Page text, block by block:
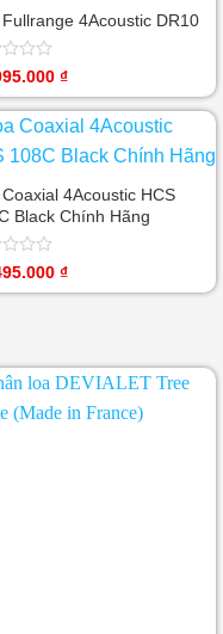
4Acoustic DR10
₫
4Acoustic HCS
Black Chính Hãng
₫